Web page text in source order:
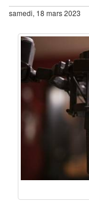
samedi, 18 mars 2023